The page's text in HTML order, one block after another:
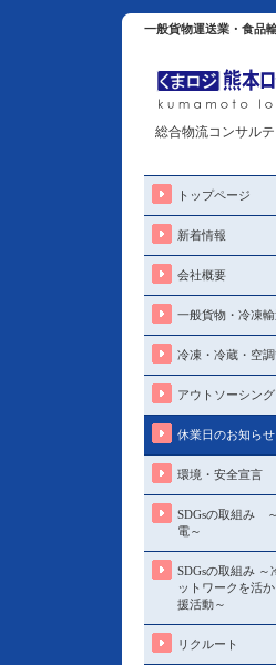
一般貨物運送業・食品
総合物流コンサル
トップページ
新着情報
会社概要
一般貨物・冷凍輸
冷凍・冷蔵・空
アウトソーシング
休業日のお知らせ
環境・安全宣言
SDGsの取組み
電～
SDGsの取組み ～
ットワークを活
援活動～
リクルート